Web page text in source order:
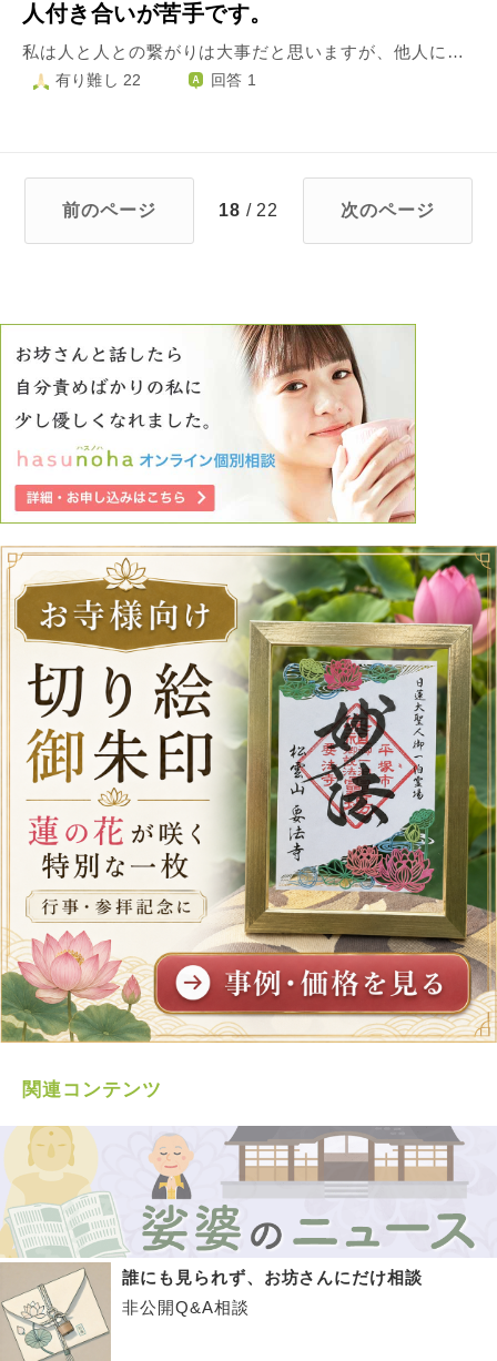
人付き合いが苦手です。
私は人と人との繋がりは大事だと思いますが、他人に全く興味がないようです。なので付き合いが苦手です。 また、人を見下すような会話を許せません。笑いになるまでは許せますが、頻繁にそのような会話を持ちだす人が嫌いです。 自分を明らかに高評価し、自分に都合の良い人だけを大事にする人の心が理解できません。 ましてや経営者の場合、上司の場合、尊敬の思いもなくなります。私はその人に出会うたび、心をとざしてしまいます。 どんな言葉も響かず、優しさもウザく思い、素直に話しも聞けません。 世の中には色んな方がいますし、私自身も欠けている部分が多くあると思います。会社に入り慣れてくると自我出てきます。私も他人も出てくると思います。その時、このように疲れてくることが多く、私に直接関わる人、一人でも、そんな方がいると職場を変えたくなる私は、社会不適合者なのでしょうか。 私は不器用な人間なので、色んな方とうまく付き合いの出来る方が心の底から羨ましく、そして尊敬します。頑張って変われるものなのでしょうか。宜しくお願い致します。
有り難し 22 回答 1
前のページ 18 / 22 次のページ
関連コンテンツ
誰にも見られず、お坊さんにだけ相談
非公開Q&A相談